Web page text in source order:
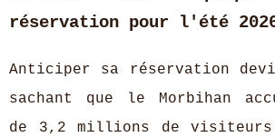
réservation pour l'été
Anticiper sa réservation
sachant que le Morbihan
de 3,2 millions de visiteurs